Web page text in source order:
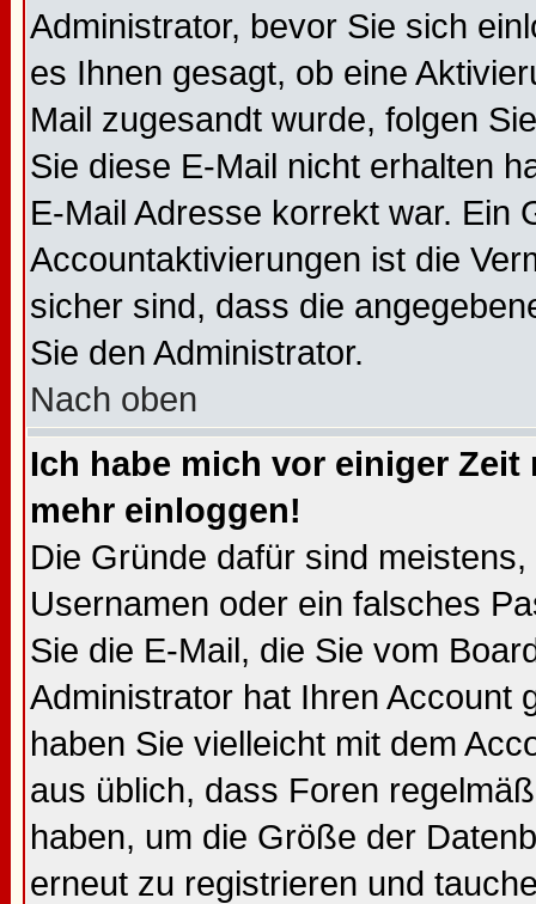
Administrator, bevor Sie sich
es Ihnen gesagt, ob eine
Mail zugesandt wurde, folgen
Sie diese E-Mail nicht erhalten
E-Mail Adresse korrekt war. Ein
Accountaktivierungen ist die
sicher sind, dass die
Sie den Administrator.
Nach oben
Ich habe mich vor einiger
mehr einloggen!
Die Gründe dafür sind
Usernamen oder ein falsches
Sie die E-Mail, die Sie vom
Administrator hat Ihren Account
haben Sie vielleicht mit dem
aus üblich, dass Foren
haben, um die Größe der
erneut zu registrieren und